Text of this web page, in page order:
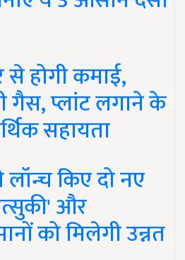
होगी कमाई,
गैस, प्लांट लगाने के
सहायता
किए दो नए
और
को मिलेगी उन्नत